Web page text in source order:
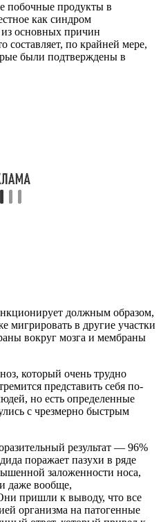
побочные продукты в
как синдром
основных причин
составляет, по крайней мере,
были подтверждены в
должным образом,
мигрировать в другие участки
вокруг мозга и мембраны
который очень трудно
представить себя по-
но есть определенные
с чрезмерно быстрым
результат — 96%
поражает пазухи в ряде
заложенности носа,
даже вообще,
пришли к выводу, что все
организма на патогенные